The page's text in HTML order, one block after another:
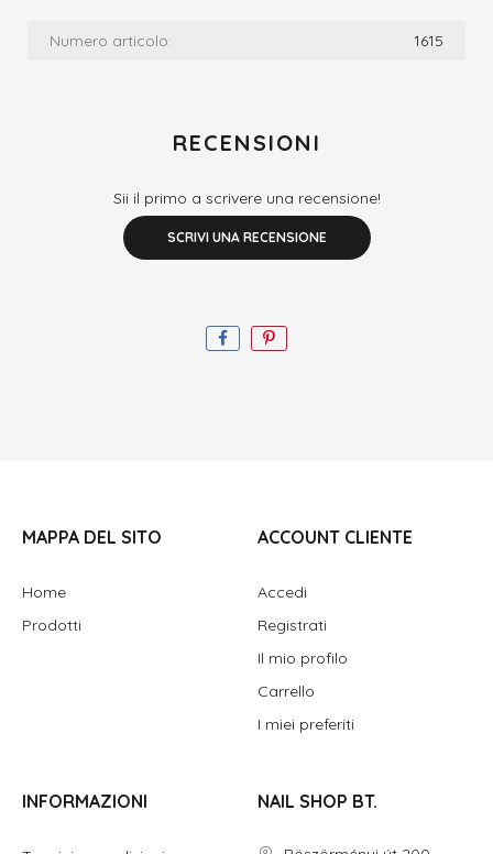
Numero articolo: 1615
RECENSIONI
Sii il primo a scrivere una recensione!
SCRIVI UNA RECENSIONE
MAPPA DEL SITO
Home
Prodotti
ACCOUNT CLIENTE
Accedi
Registrati
Il mio profilo
Carrello
I miei preferiti
INFORMAZIONI NAIL SHOP BT.